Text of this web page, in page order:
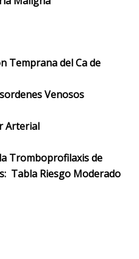
Temprana del Ca de
Venosos
Arterial
Tromboprofilaxis de
Tabla Riesgo Moderado